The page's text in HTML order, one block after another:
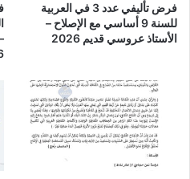
فرض تأليفي عدد 3 في العربية
للسنة 9 أساسي مع الإصلاح –
الأستاذ عروسي قديم 2026